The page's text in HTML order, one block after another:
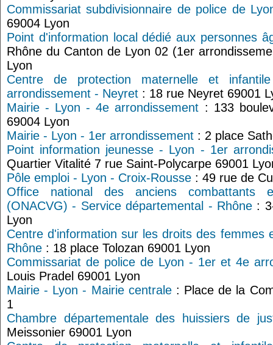
Commissariat subdivisionnaire de police de
69004 Lyon
Point d'information local dédié aux personnes
Rhône du Canton de Lyon 02 (1er
Lyon
Centre de protection maternelle et
arrondissement - Neyret : 18 rue Neyret 69001
Mairie - Lyon - 4e arrondissement : 133
69004 Lyon
Mairie - Lyon - 1er arrondissement : 2 place
Point information jeunesse - Lyon - 1er
Quartier Vitalité 7 rue Saint-Polycarpe 69001
Pôle emploi - Lyon - Croix-Rousse : 49 rue de
Office national des anciens combattants
(ONACVG) - Service départemental - Rhône :
Lyon
Centre d'information sur les droits des femmes
Rhône : 18 place Tolozan 69001 Lyon
Commissariat de police de Lyon - 1er et 4e
Louis Pradel 69001 Lyon
Mairie - Lyon - Mairie centrale: Place de la
1
Chambre départementale des huissiers de
Meissonier 69001 Lyon